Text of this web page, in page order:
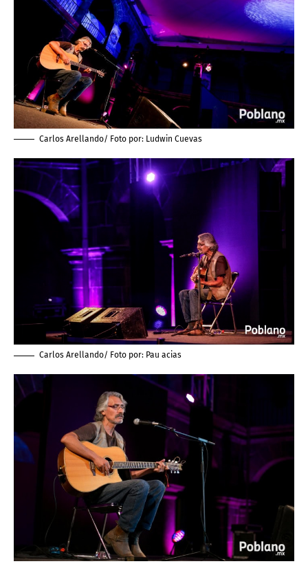
Carlos Arellando/ Foto por: Ludwin Cuevas
Carlos Arellando/ Foto por: Pau acias